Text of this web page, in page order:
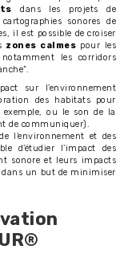
dans les projets de
sonores de
il est possible de croiser
zones calmes pour les
notamment les corridors
sur l’environnement
des habitats pour
exemple, ou le son de la
de communiquer).
l’environnement et des
d’étudier l’impact des
sonore et leurs impacts
dans un but de minimiser